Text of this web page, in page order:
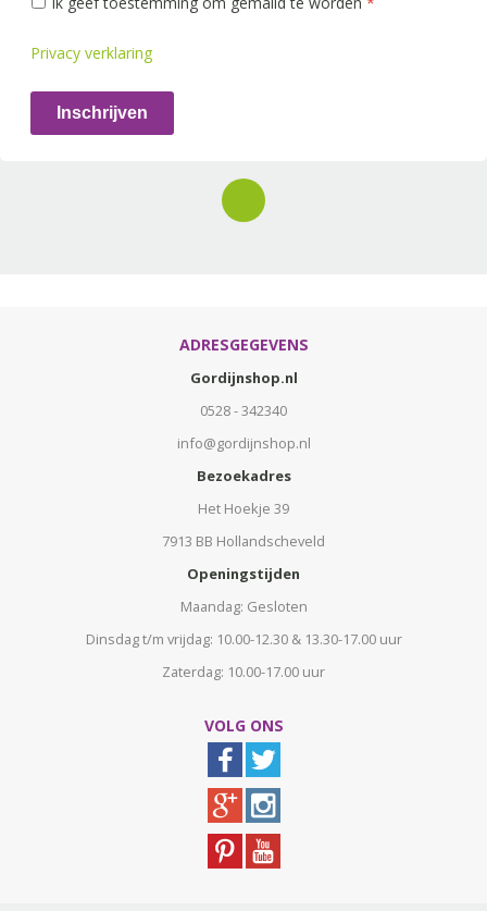
Privacy verklaring
Inschrijven
ADRESGEGEVENS
Gordijnshop.nl
0528 - 342340
info@gordijnshop.nl
Bezoekadres
Het Hoekje 39
7913 BB Hollandscheveld
Openingstijden
Maandag: Gesloten
Dinsdag t/m vrijdag: 10.00-12.30 & 13.30-17.00 uur
Zaterdag: 10.00-17.00 uur
VOLG ONS